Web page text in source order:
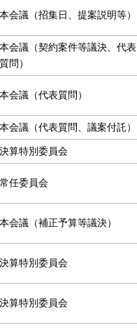
本会議（招集日、提案説明等）
本会議（契約案件等議決、代表
質問）
本会議（代表質問）
本会議（代表質問、議案付託）
決算特別委員会
常任委員会
本会議（補正予算等議決）
決算特別委員会
決算特別委員会